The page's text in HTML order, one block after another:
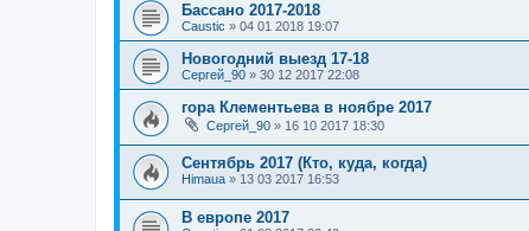
Бассано 2017-2018
Caustic » 04 01 2018 19:07
Новогодний выезд 17-18
Сергей_90 » 30 12 2017 22:08
гора Клементьева в ноябре 2017
Сергей_90 » 16 10 2017 18:30
Сентябрь 2017 (Кто, куда, когда)
Himaua » 13 03 2017 16:53
В европе 2017